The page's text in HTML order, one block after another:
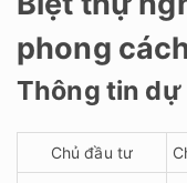
phong
Thông tin dự
Chủ đầu tư